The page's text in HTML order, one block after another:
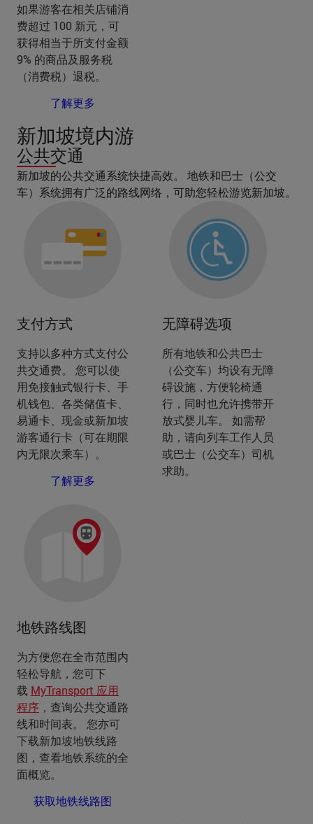
如果游客在相关店铺消
费超过 100 新元，可
获得相当于所支付金额
9% 的商品及服务税
（消费税）退税。
了解更多
新加坡境内游
公共交通
新加坡的公共交通系统快捷高效。 地铁和巴士（公交
车）系统拥有广泛的路线网络，可助您轻松游览新加坡。
支付方式
支持以多种方式支付公
共交通费。 您可以使
用免接触式银行卡、手
机钱包、各类储值卡、
易通卡、现金或新加坡
游客通行卡（可在期限
内无限次乘车）。
了解更多
无障碍选项
所有地铁和公共巴士
（公交车）均设有无障
碍设施，方便轮椅通
行，同时也允许携带开
放式婴儿车。 如需帮
助，请向列车工作人员
或巴士（公交车）司机
求助。
地铁路线图
为方便您在全市范围内
轻松导航，您可下
载 MyTransport 应用
程序 ，查询公共交通路
线和时间表。 您亦可
下载新加坡地铁线路
图，查看地铁系统的全
面概览。
获取地铁线路图